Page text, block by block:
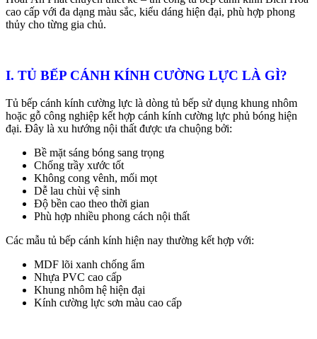
cao cấp với đa dạng màu sắc, kiểu dáng hiện đại, phù hợp phong
thủy cho từng gia chủ.
I. TỦ BẾP CÁNH KÍNH CƯỜNG LỰC LÀ GÌ?
Tủ bếp cánh kính cường lực là dòng tủ bếp sử dụng khung nhôm
hoặc gỗ công nghiệp kết hợp cánh kính cường lực phủ bóng hiện
đại. Đây là xu hướng nội thất được ưa chuộng bởi:
Bề mặt sáng bóng sang trọng
Chống trầy xước tốt
Không cong vênh, mối mọt
Dễ lau chùi vệ sinh
Độ bền cao theo thời gian
Phù hợp nhiều phong cách nội thất
Các mẫu tủ bếp cánh kính hiện nay thường kết hợp với:
MDF lõi xanh chống ẩm
Nhựa PVC cao cấp
Khung nhôm hệ hiện đại
Kính cường lực sơn màu cao cấp